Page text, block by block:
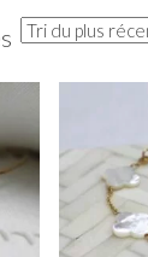
Trié
du
plus
récent
au
plus